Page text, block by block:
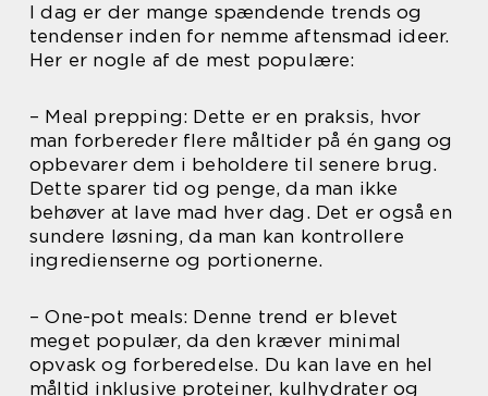
I dag er der mange spændende trends og
tendenser inden for nemme aftensmad ideer.
Her er nogle af de mest populære:
– Meal prepping: Dette er en praksis, hvor
man forbereder flere måltider på én gang og
opbevarer dem i beholdere til senere brug.
Dette sparer tid og penge, da man ikke
behøver at lave mad hver dag. Det er også en
sundere løsning, da man kan kontrollere
ingredienserne og portionerne.
– One-pot meals: Denne trend er blevet
meget populær, da den kræver minimal
opvask og forberedelse. Du kan lave en hel
måltid inklusive proteiner, kulhydrater og